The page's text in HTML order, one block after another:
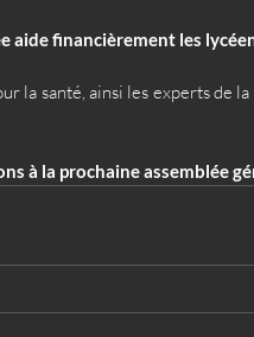
aide financièrement les
la santé, ainsi les experts de
à la prochaine assemblée